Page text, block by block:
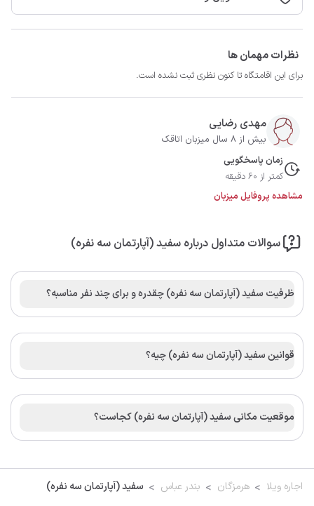
نظرات مهمان ها
برای این اقامتگاه تا کنون نظری ثبت نشده است.
مهدی رضایی
بیش از 8 سال میزبان اتاقک
زمان پاسخگویی
کمتر از 60 دقیقه
مشاهده پروفایل میزبان
سوالات متداول درباره سفید (آپارتمان سه نفره)
ظرفیت سفید (آپارتمان سه نفره) چقدره و برای چند نفر مناسبه؟
قوانین سفید (آپارتمان سه نفره) چیه؟
موقعیت مکانی سفید (آپارتمان سه نفره) کجاست؟
اجاره ویلا هرمزگان بندر عباس سفید (آپارتمان سه نفره)